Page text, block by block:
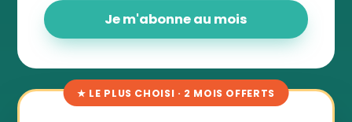
Je m'abonne au mois
★ LE PLUS CHOISI · 2 MOIS OFFERTS